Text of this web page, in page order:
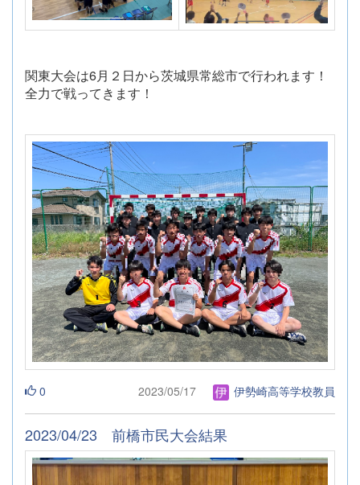
関東大会は6月２日から茨城県常総市で行われます！
全力で戦ってきます！
0 2023/05/17 伊勢崎高等学校教員
2023/04/23 前橋市民大会結果